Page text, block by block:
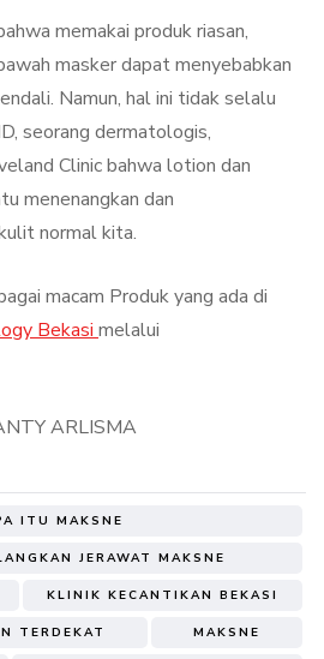
memakai produk riasan,
masker dapat menyebabkan
Namun, hal ini tidak selalu
seorang dermatologis,
Clinic bahwa lotion dan
menenangkan dan
normal kita.
macam Produk yang ada di
Bekasi melalui
ARLISMA
ITU MAKSNE
JERAWAT MAKSNE
KLINIK KECANTIKAN BEKASI
TERDEKAT MAKSNE